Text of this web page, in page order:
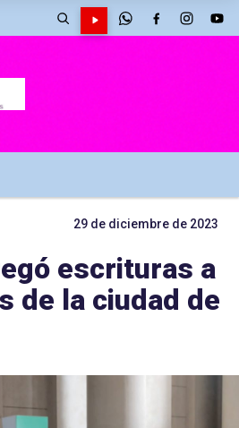
29 de diciembre de 2023
escrituras a
de la ciudad de